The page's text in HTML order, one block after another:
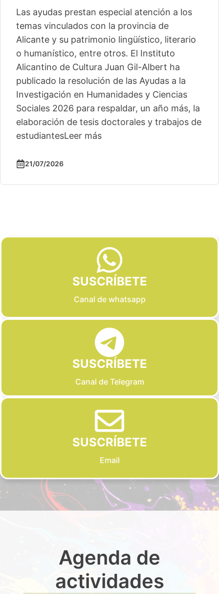
Las ayudas prestan especial atención a los
temas vinculados con la provincia de
Alicante y su patrimonio lingüístico, literario
o humanístico, entre otros. El Instituto
Alicantino de Cultura Juan Gil-Albert ha
publicado la resolución de las Ayudas a la
Investigación en Humanidades y Ciencias
Sociales 2026 para respaldar, un año más, la
elaboración de tesis doctorales y trabajos de
estudiantesLeer más
21/07/2026
SUSCRÍBETE
Canal de whatsapp
SUSCRÍBETE
Canal de Telegram
SUSCRÍBETE
Email
Agenda de
actividades